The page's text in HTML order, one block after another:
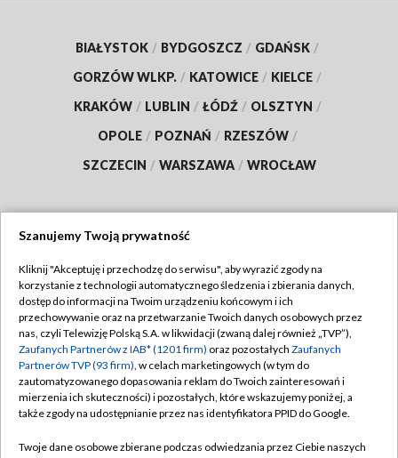
BIAŁYSTOK / BYDGOSZCZ / GDAŃSK /
GORZÓW WLKP. / KATOWICE / KIELCE /
KRAKÓW / LUBLIN / ŁÓDŹ / OLSZTYN /
OPOLE / POZNAŃ / RZESZÓW /
SZCZECIN / WARSZAWA / WROCŁAW
TVP
Abonament TVP
Emisja w TVP
Centrum informacji TVP
Naziemna Telewizja Cyfrowa
Regulamin TVP
Polityka prywatności
Moje zgody
Pomoc
Szanujemy Twoją prywatność
Kliknij "Akceptuję i przechodzę do serwisu", aby wyrazić zgody na
korzystanie z technologii automatycznego śledzenia i zbierania danych,
dostęp do informacji na Twoim urządzeniu końcowym i ich
przechowywanie oraz na przetwarzanie Twoich danych osobowych przez
nas, czyli Telewizję Polską S.A. w likwidacji (zwaną dalej również „TVP”),
Zaufanych Partnerów z IAB* (1201 firm) oraz pozostałych Zaufanych
Partnerów TVP (93 firm), w celach marketingowych (w tym do
zautomatyzowanego dopasowania reklam do Twoich zainteresowań i
mierzenia ich skuteczności) i pozostałych, które wskazujemy poniżej, a
także zgody na udostępnianie przez nas identyfikatora PPID do Google.
Twoje dane osobowe zbierane podczas odwiedzania przez Ciebie naszych